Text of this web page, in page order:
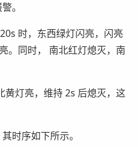
。
时，东西绿灯闪亮，闪亮
。同时， 南北红灯熄灭，南
黄灯亮，维持 2s 后熄灭，这
时序如下所示。